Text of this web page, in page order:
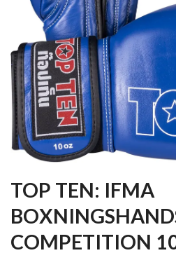
TOP TEN: IFMA
COMPETITION